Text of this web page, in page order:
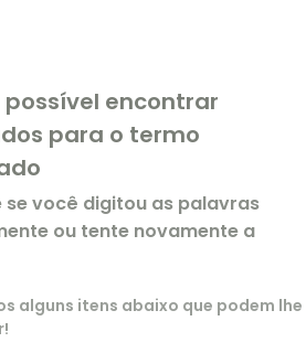
possível encontrar
para o termo
se você digitou as palavras
ou tente novamente a
alguns itens abaixo que podem lhe